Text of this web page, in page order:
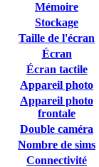
Mémoire
Stockage
Taille de l'écran
Écran
Écran tactile
Appareil photo
Appareil photo
frontale
Double caméra
Nombre de sims
Connectivité